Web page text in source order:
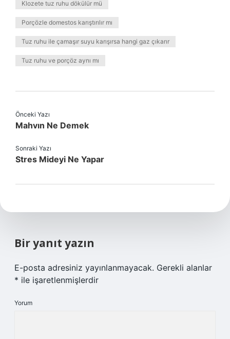
Klozete tuz ruhu dökülür mü
Porçözle domestos karıştırılır mı
Tuz ruhu ile çamaşır suyu karışırsa hangi gaz çıkarır
Tuz ruhu ve porçöz aynı mı
Önceki Yazı
Mahvın Ne Demek
Sonraki Yazı
Stres Mideyi Ne Yapar
Bir yanıt yazın
E-posta adresiniz yayınlanmayacak. Gerekli alanlar
* ile işaretlenmişlerdir
Yorum